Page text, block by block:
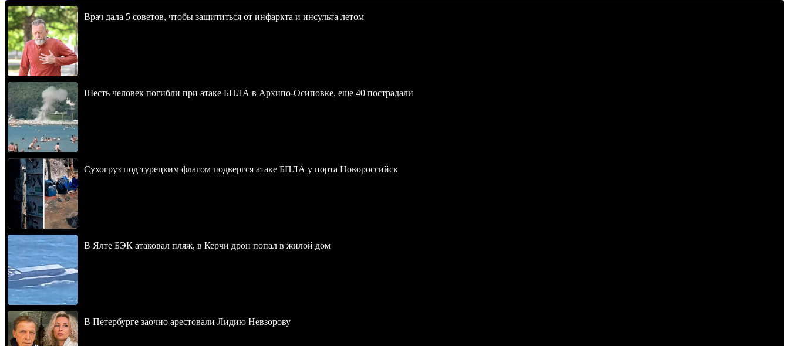
Врач дала 5 советов, чтобы защититься от инфаркта и инсульта летом
Шесть человек погибли при атаке БПЛА в Архипо-Осиповке, еще 40 пострадали
Сухогруз под турецким флагом подвергся атаке БПЛА у порта Новороссийск
В Ялте БЭК атаковал пляж, в Керчи дрон попал в жилой дом
В Петербурге заочно арестовали Лидию Невзорову